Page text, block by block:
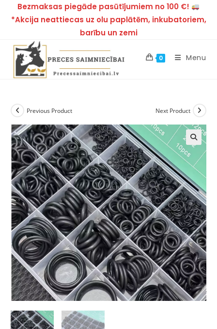
Bezmaksas piegāde pasūtījumiem no 100 €!
*Akcija neattiecas uz olu paplātēm, inkubatoriem,
barību un zemi
0 Menu
Previous Product Next Product